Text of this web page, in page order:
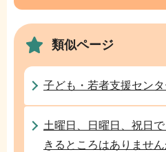
ま
で
ビ
類似ページ
子ども・若者支援センタ
土曜日、日曜日、祝日
きるところはありません